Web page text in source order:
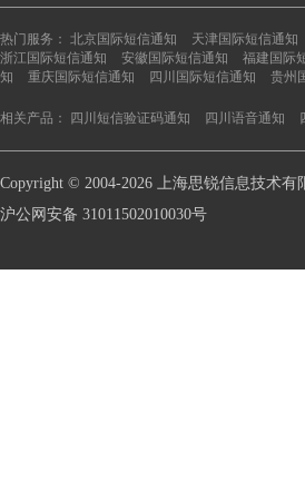
热门服务： 北京国际短信通知 天津国际短信通知
浙江国际短信通知
安徽国际短信通知 福建国际
知
重庆国际短信通知 四川国际短信通知 贵州
相关产品： 四川短信验证码通知 四川语音通知
Copyright © 2004-2026 上海思锐信息技术有
沪公网安备 31011502010030号